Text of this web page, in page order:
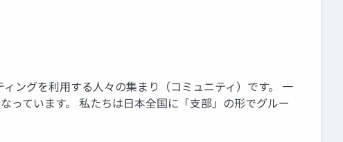
ングを利用する人々の集まり（コミュニティ）です。 一
っています。 私たちは日本全国に「支部」の形でグルー